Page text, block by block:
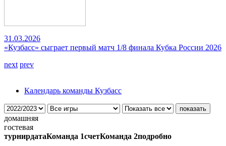
31.03.2026
«Кузбасс» сыграет первый матч 1/8 финала Кубка России 2026
next prev
Календарь команды Кузбасс
домашняя
гостевая
турнирдатаКоманда 1счетКоманда 2подробно